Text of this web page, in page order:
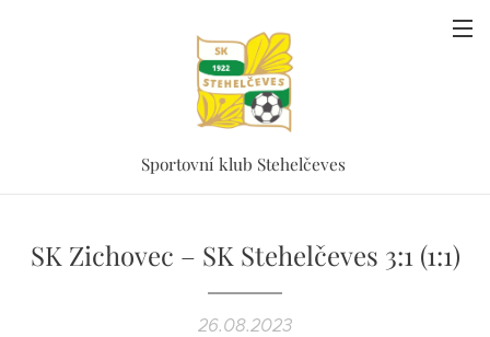
Sportovní klub Stehelčeves
SK Zichovec – SK Stehelčeves 3:1 (1:1)
26.08.2023